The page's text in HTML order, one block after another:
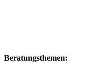
Beratungsthemen: